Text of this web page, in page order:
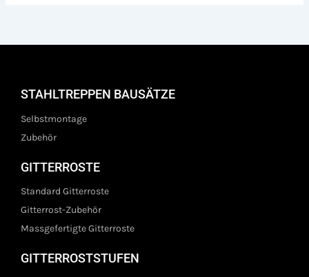
STAHLTREPPEN BAUSÄTZE
Selbstmontage
Zubehör
GITTERROSTE
Standard Gitterroste
Gitterrost-Zubehör
Massgefertigte Gitterroste
GITTERROSTSTUFEN